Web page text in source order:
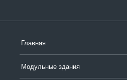
Главная
Модульные здания